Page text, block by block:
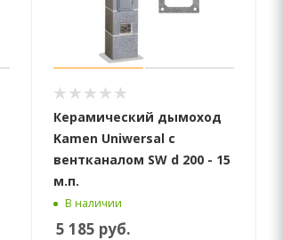
Керамический дымоход
Kamen Uniwersal с
вентканалом SW d 200 - 15
м.п.
В наличии
5 185 руб.